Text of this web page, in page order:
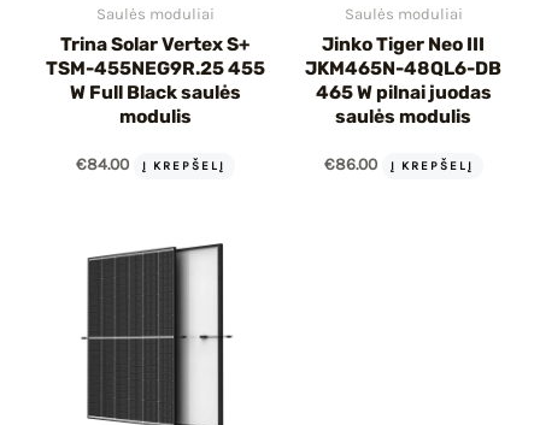
Saulės moduliai
Trina Solar Vertex S+
TSM-455NEG9R.25 455
W Full Black saulės
modulis
€84.00 Į KREPŠELĮ
Saulės moduliai
Jinko Tiger Neo III
JKM465N-48QL6-DB
465 W pilnai juodas
saulės modulis
€86.00 Į KREPŠELĮ